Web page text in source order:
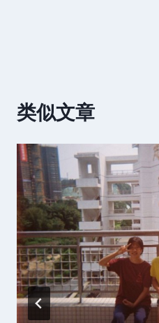
类似文章